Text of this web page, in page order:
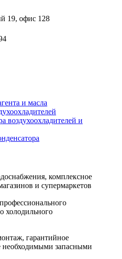
19, офис 128
и масла
воздухоохладителей и
комплексное
и супермаркетов
холодильного
гарантийное
необходимыми запасными